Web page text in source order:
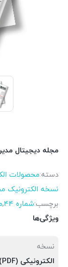
مجله دیجیتال
دسته:محصولات
نسخه الکترونیک
برچسب:شماره 44 ,
ویژگی‌ها
نسخه
الکترونیکی (PDF)